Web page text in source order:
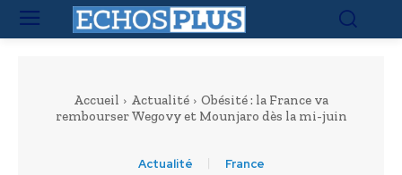
Accueil Actualité
Obésité : la France va
rembourser Wegovy et Mounjaro dès la mi-juin
Actualité France